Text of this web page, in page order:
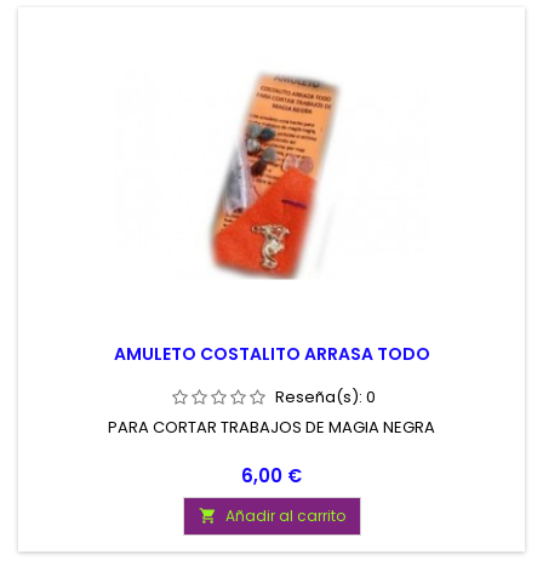
AMULETO COSTALITO ARRASA TODO
Reseña(s): 0
PARA CORTAR TRABAJOS DE MAGIA NEGRA
Precio
6,00 €
 Añadir al carrito